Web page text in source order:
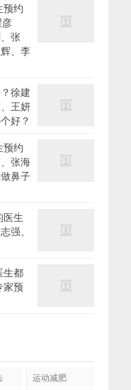
预约
张
、李
徐建
王妍
好？
预约
张海
鼻子
医生
强、
生都
家预
运动减肥